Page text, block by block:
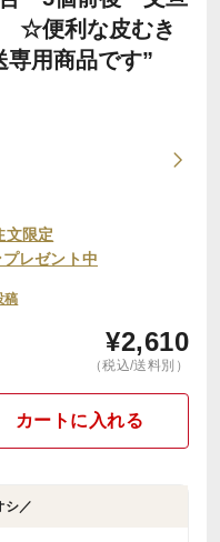
☆便利な皮むき
専用商品です”
限定
レゼント中
稿
¥2,610
（税込/送料別）
カートに入れる
シ／